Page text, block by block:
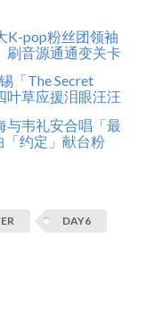
K-pop粉丝团领袖
刷音源通通变关卡
「The Secret
叶草应援泪眼汪汪
与韦礼安合唱「最
「约定」献台粉
DAY6